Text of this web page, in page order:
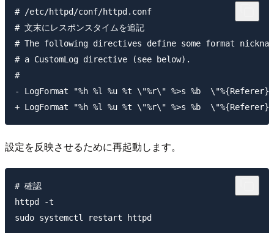
# /etc/httpd/conf/httpd.conf
# 文末にレスポンスタイムを追記
# The following directives define some format
# a CustomLog directive (see below).
#
- LogFormat "%h %l %u %t \"%r\" %>s %b
設定を反映させるために再起動します。
# 確認
httpd -t